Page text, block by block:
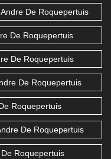
De Roquepertuis
De Roquepertuis
De Roquepertuis
De Roquepertuis
Roquepertuis
De Roquepertuis
Roquepertuis